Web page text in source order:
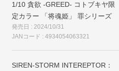
1/10 貪欲 -GREED- コトブキヤ限
定カラー 「将魂姫」 罪シリーズ
発売日 : 2024/10/31
JANコード : 4934054063321
SIREN-STORM INTEREPTOR：